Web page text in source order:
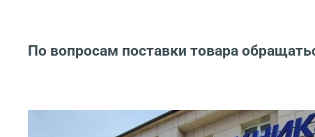
По вопросам поставки товара